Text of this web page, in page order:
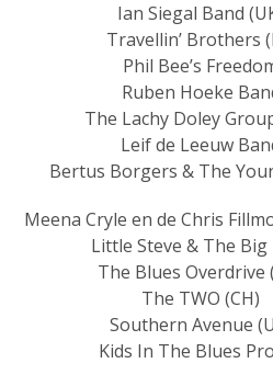
Ian Siegal Band
Travellin’ Brothers
Phil Bee’s
Ruben Hoeke
The Lachy Doley
Leif de Leeuw
Bertus Borgers & The
Meena Cryle en de Chris
Little Steve & The Big
The Blues Overdrive
The TWO (CH)
Southern Avenue
Kids In The Blues